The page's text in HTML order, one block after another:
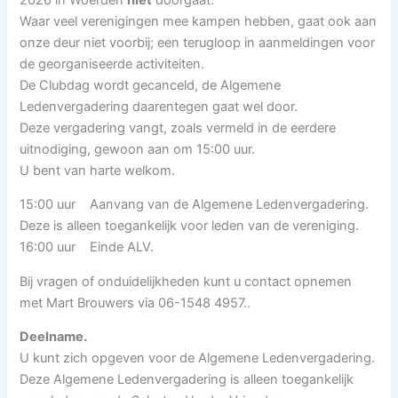
Waar veel verenigingen mee kampen hebben, gaat ook aan
onze deur niet voorbij; een terugloop in aanmeldingen voor
de georganiseerde activiteiten.
De Clubdag wordt gecanceld, de Algemene
Ledenvergadering daarentegen gaat wel door.
Deze vergadering vangt, zoals vermeld in de eerdere
uitnodiging, gewoon aan om 15:00 uur.
U bent van harte welkom.
15:00 uur Aanvang van de Algemene Ledenvergadering.
Deze is alleen toegankelijk voor leden van de vereniging.
16:00 uur Einde ALV.
Bij vragen of onduidelijkheden kunt u contact opnemen
met Mart Brouwers via 06-1548 4957..
Deelname.
U kunt zich opgeven voor de Algemene Ledenvergadering.
Deze Algemene Ledenvergadering is alleen toegankelijk